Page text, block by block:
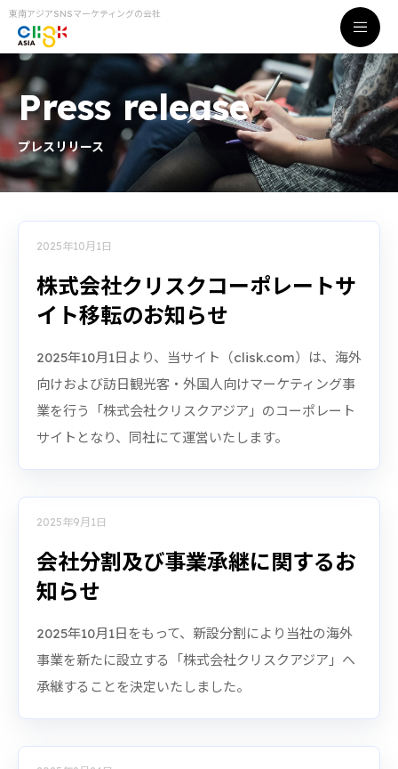
東南アジアSNSマーケティングの会社
Press release
プレスリリース
2025年10月1日
株式会社クリスクコーポレートサ
イト移転のお知らせ
2025年10月1日より、当サイト（clisk.com）は、海外
向けおよび訪日観光客・外国人向けマーケティング事
業を行う「株式会社クリスクアジア」のコーポレート
サイトとなり、同社にて運営いたします。
2025年9月1日
会社分割及び事業承継に関するお
知らせ
2025年10月1日をもって、新設分割により当社の海外
事業を新たに設立する「株式会社クリスクアジア」へ
承継することを決定いたしました。